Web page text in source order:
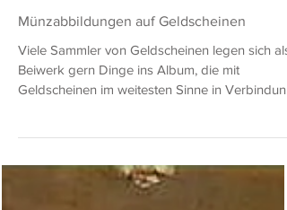
10. März
5 Min. Lesezeit
Münzabbildungen auf Geldscheinen
Viele Sammler von Geldscheinen legen sich als
unerschöpflich. Wir kennen Banknoten u. a. als
Toilettenpapier, Schwämme, Handtücher, auf